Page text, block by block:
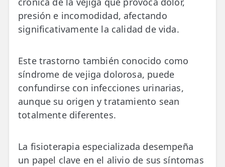
💆‍♀️ Tratamientos
😓 Síntomas
📰 Blog
🏢 Empresas
UBICACIONES
📍 Barrio del Pilar
presión e incomodidad, afectando
significativamente la calidad de vida.
Este trastorno también conocido como
síndrome de vejiga dolorosa, puede
confundirse con infecciones urinarias,
aunque su origen y tratamiento sean
totalmente diferentes.
La fisioterapia especializada desempeña
un papel clave en el alivio de sus síntomas